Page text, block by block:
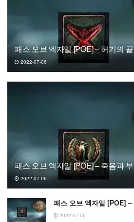
패스 오브 엑자일 [POE] – 허기의 끝
2022-07-06
패스 오브 엑자일 [POE] – 죽음과
2022-07-06
패스 오브 엑자일 [POE]
2022-07-06